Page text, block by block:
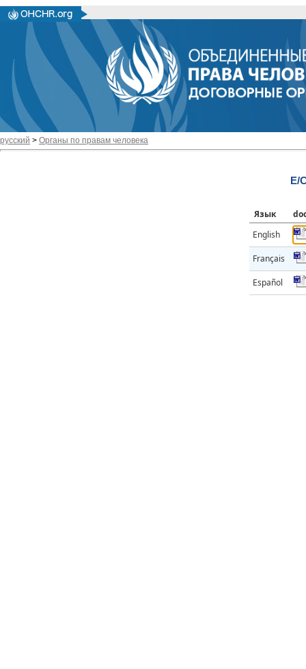
русский > Органы по правам человека
E/
Язык
English
Français
Español